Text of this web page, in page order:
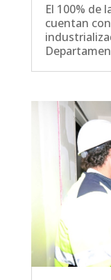
El 100% de
cuentan